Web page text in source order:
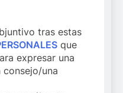
tras estas
que
expresar una
consejo/una